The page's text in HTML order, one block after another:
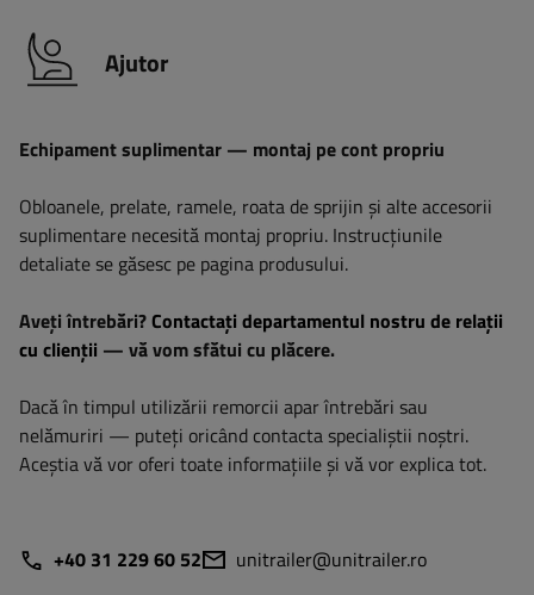
Ajutor
Echipament suplimentar — montaj pe cont propriu
Obloanele, prelate, ramele, roata de sprijin și alte accesorii
suplimentare necesită montaj propriu. Instrucțiunile
detaliate se găsesc pe pagina produsului.
Aveți întrebări?Contactați departamentul nostru de relații
cu clienții — vă vom sfătui cu plăcere.
Dacă în timpul utilizării remorcii apar întrebări sau
nelămuriri — puteți oricând contacta specialiștii noștri.
Aceștia vă vor oferi toate informațiile și vă vor explica tot.
+40 31 229 60 52 unitrailer@unitrailer.ro